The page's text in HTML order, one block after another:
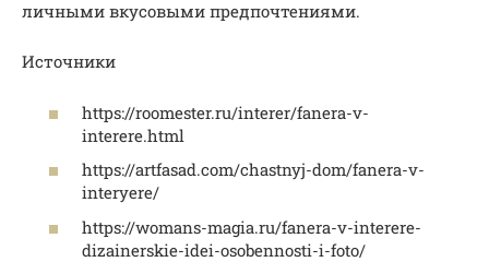
личными вкусовыми предпочтениями.
Источники
https://roomester.ru/interer/fanera-v-
interere.html
https://artfasad.com/chastnyj-dom/fanera-v-
interyere/
https://womans-magia.ru/fanera-v-interere-
dizainerskie-idei-osobennosti-i-foto/